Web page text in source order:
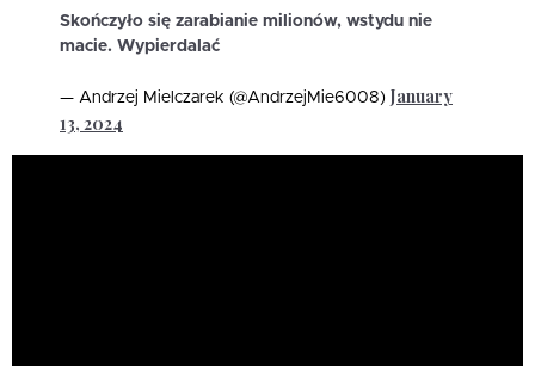
Skończyło się zarabianie milionów, wstydu nie
macie. Wypierdalać
— Andrzej Mielczarek (@AndrzejMie6008) January
13, 2024